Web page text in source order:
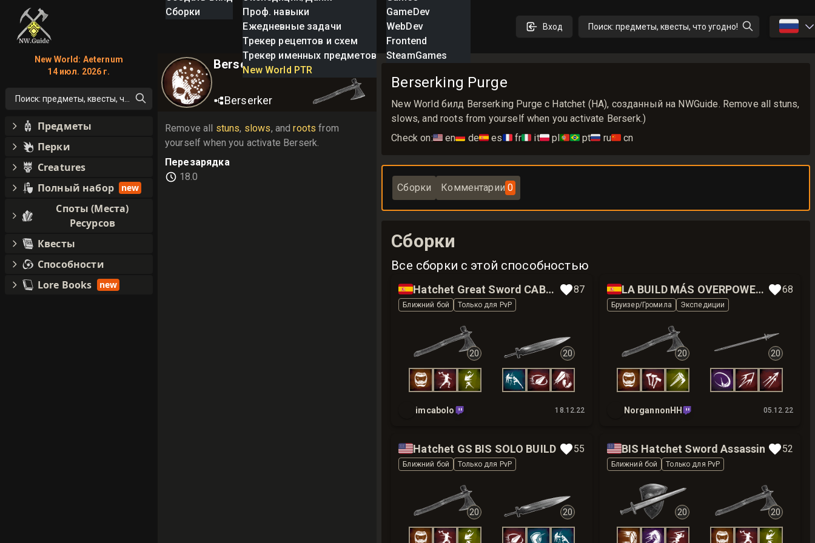
Сборки
Проф. навыки
Ежедневные задачи
Трекер рецептов и схем
Трекер именных предметов
New World PTR
GameDev
WebDev
Frontend
SteamGames
Вход Поиск: предметы, квесты, что угодно! 🇷🇺
Berserking Purge
Berserker
Remove all stuns, slows, and roots from
yourself when you activate Berserk.
Перезарядка
18.0
Berserking Purge
New World билд Berserking Purge с Hatchet (HA), созданный на NWGuide. Remove all stuns,
slows, and roots from yourself when you activate Berserk.)
Check on:🇺🇸 en🇩🇪 de🇪🇸 es🇫🇷 fr🇮🇹 it🇵🇱 pl🇵🇹🇧🇷 pt🇷🇺 ru🇨🇳 cn
Сборки Комментарии 0
Сборки
Все сборки с этой способностью
🇪🇸 Hatchet Great Sword CABOLOGOD 87
Ближний бой Только для PvP
20 20
imcabolo 18.12.22
🇪🇸 LA BUILD MÁS OVERPOWER DE PVE 68
Бруизер/Громила Экспедиции
20 20
NorgannonHH 05.12.22
🇺🇸Hatchet GS BIS SOLO BUILD 55
Ближний бой Только для PvP
20 20
🇺🇸BIS Hatchet Sword Assassin 52
Ближний бой Только для PvP
20 20
New World: Aeternum
14 июл. 2026 г.
Поиск: предметы, квесты, что угодно!
Предметы
Перки
Creatures
Полный набор
new
Споты (Места)
Ресурсов
Квесты
Способности
Lore Books
new